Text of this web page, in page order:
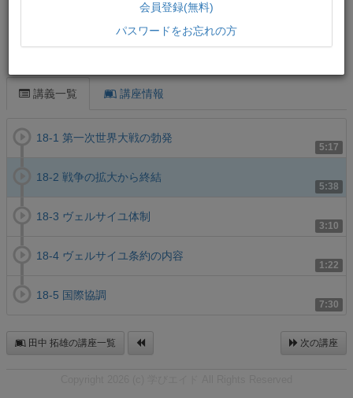
講義一覧 講座情報
5:17
18-1 第一次世界大戦の勃発
5:38
18-2 戦争の拡大から終結
3:10
18-3 ヴェルサイユ体制
1:22
18-4 ヴェルサイユ条約の内容
7:30
18-5 国際協調
田中 拓雄の講座一覧 次の講座
会員登録(無料)
パスワードをお忘れの方